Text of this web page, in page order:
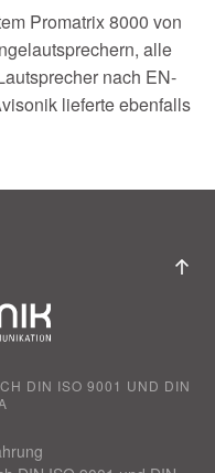
Promatrix 8000 von
alle
nach EN-
lieferte ebenfalls
DIN ISO 9001 UND DIN